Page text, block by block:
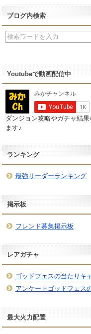
ブログ内検索
Youtubeで動画配信中
ダンジョン攻略やガチャ結
ます♪
ランキング
最強リーダーランキング
掲示板
フレンド募集掲示板
レアガチャ
ゴッドフェスの当たりキ
アンケートゴッドフェス
最大火力配置